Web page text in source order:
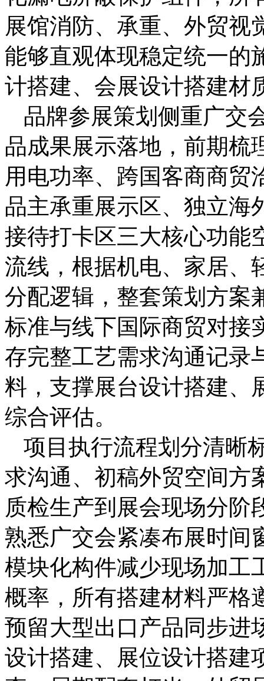
展馆消防、承重、外贸视
能够直观体现稳定统一的
计搭建、会展设计搭建材
品牌参展策划侧重广交
品成果展示落地，前期梳
用电功率、跨国客商商贸
品主承重展示区、独立海
接待打卡区三大核心功能
流线，根据机电、家居、
分配逻辑，整套策划方案
标准与线下国际商贸对接
存完整工艺需求沟通记录
料，支撑展台设计搭建、
综合评估。
项目执行流程划分清晰
求沟通、初稿外贸空间方
质检生产到展会现场分阶
熟悉广交会紧凑布展时间
模块化构件减少现场加工
概率，所有搭建材料严格
预留大型出口产品同步进
设计搭建、展位设计搭建